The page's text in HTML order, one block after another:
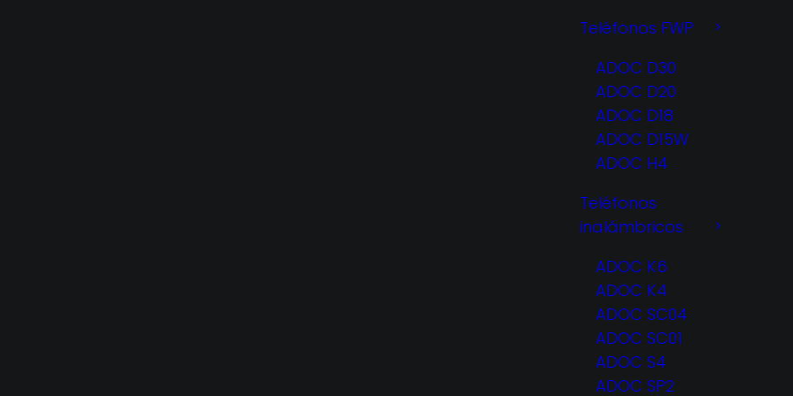
Teléfonos FWP
ADOC D30
ADOC D20
ADOC D18
ADOC D15W
ADOC H4
Teléfonos
inalámbricos
ADOC K6
ADOC K4
ADOC SC04
ADOC SC01
ADOC S4
ADOC SP2